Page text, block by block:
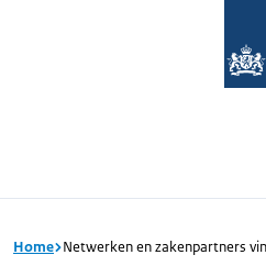
Home Netwerken en zakenpartners